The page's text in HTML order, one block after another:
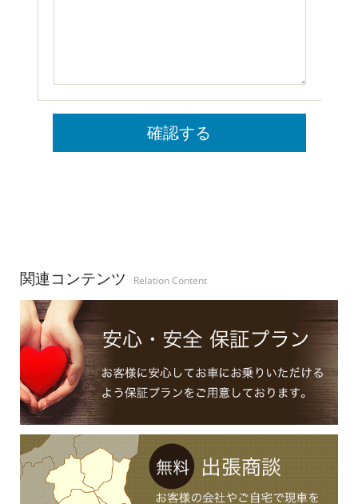
関連コンテンツ Relation Content